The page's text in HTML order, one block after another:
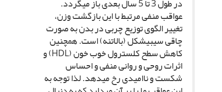
در طول 3 تا 5 سال بعدى باز مى‏گردد.
عواقب منفى مرتبط با این بازگشت وزن،
تغییر الگوى توزیع چربى در بدن به صورت
چاقى سیبى‏شکل (بالاتنه) است. همچنین
کاهش سطح کلسترول خوب خون (HDL) و
اثرات روحى و روانى منفى و احساس
شکست و ناامیدى رخ مى‏دهد. لذا توجه به